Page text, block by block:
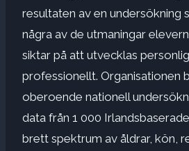
resultaten av en undersökning
några av de utmaningar
siktar på att utvecklas
professionellt. Organisationen
oberoende nationell
data från 1 000
brett spektrum av åldrar, kön,